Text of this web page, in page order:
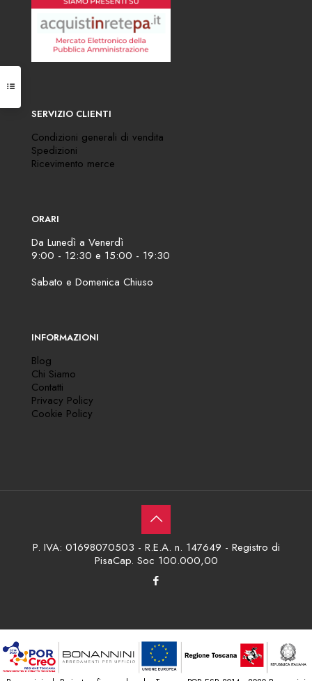
SERVIZIO CLIENTI
Condizioni generali di vendita
Spedizioni
Ricevimento merce
ORARI
Da Lunedì a Venerdì
9:00 - 12:30 e 15:00 - 19:30
Sabato e Domenica Chiuso
INFORMAZIONI
Blog
Chi Siamo
Contatti
Privacy Policy
Cookie Policy
P. IVA: 01698070503 - R.E.A. n. 147649 - Registro di
PisaCap. Soc 100.000,00